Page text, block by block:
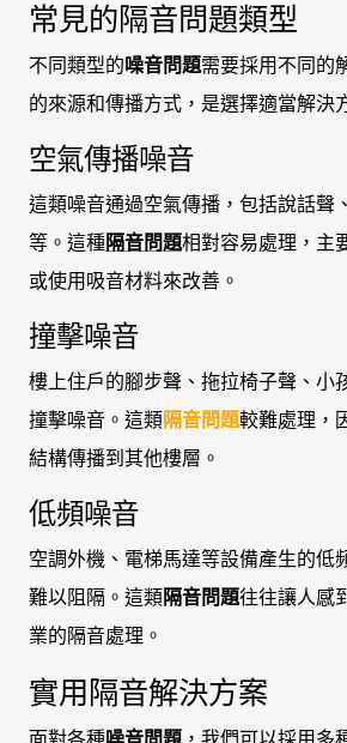
常見的隔音問題類型
不同類型的噪音問題需要採用不同的
的來源和傳播方式，是選擇適當解決
空氣傳播噪音
這類噪音通過空氣傳播，包括說話聲
等。這種隔音問題相對容易處理，主
或使用吸音材料來改善。
撞擊噪音
樓上住戶的腳步聲、拖拉椅子聲、小
撞擊噪音。這類 隔音問題較難處理，
結構傳播到其他樓層。
低頻噪音
空調外機、電梯馬達等設備產生的低
難以阻隔。這類 隔音問題往往讓人感
業的隔音處理。
實用隔音解決方案
面對各種噪音問題 ，我們可以採用多